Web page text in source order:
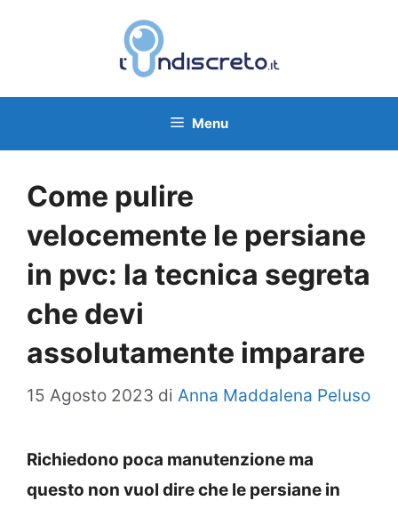
Menu
Come pulire
velocemente le persiane
in pvc: la tecnica segreta
che devi
assolutamente imparare
15 Agosto 2023 di Anna Maddalena Peluso
Richiedono poca manutenzione ma
questo non vuol dire che le persiane in